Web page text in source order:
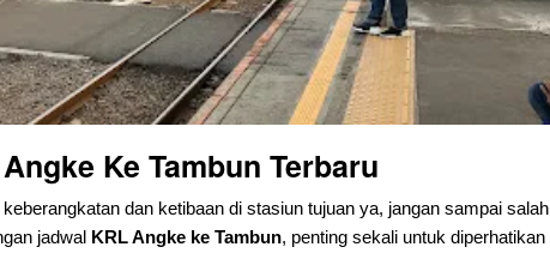
Ke Tambun Terbaru
dan ketibaan di stasiun tujuan ya, jangan sampai salah
jadwal KRL Angke ke Tambun, penting sekali untuk diperhatikan